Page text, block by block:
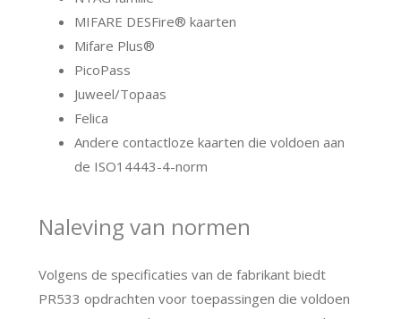
MIFARE DESFire® kaarten
Mifare Plus®
PicoPass
Juweel/Topaas
Felica
Andere contactloze kaarten die voldoen aan
de ISO14443-4-norm
Naleving van normen
Volgens de specificaties van de fabrikant biedt
PR533 opdrachten voor toepassingen die voldoen